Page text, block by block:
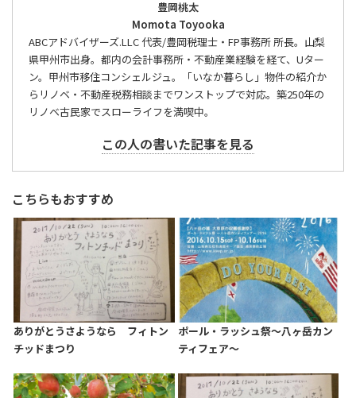
豊岡桃太
Momota Toyooka
ABCアドバイザーズ.LLC 代表/豊岡税理士・FP事務所 所長。山梨
県甲州市出身。都内の会計事務所・不動産業経験を経て、Uター
ン。甲州市移住コンシェルジュ。「いなか暮らし」物件の紹介か
らリノベ・不動産税務相談までワンストップで対応。築250年の
リノベ古民家でスローライフを満喫中。
この人の書いた記事を見る
こちらもおすすめ
ありがとうさようなら フィトン
チッドまつり
ポール・ラッシュ祭〜八ヶ岳カン
ティフェア〜